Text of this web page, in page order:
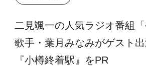
二見颯一の人気ラジオ番組
歌手・葉月みなみがゲスト
『小樽終着駅』をPR